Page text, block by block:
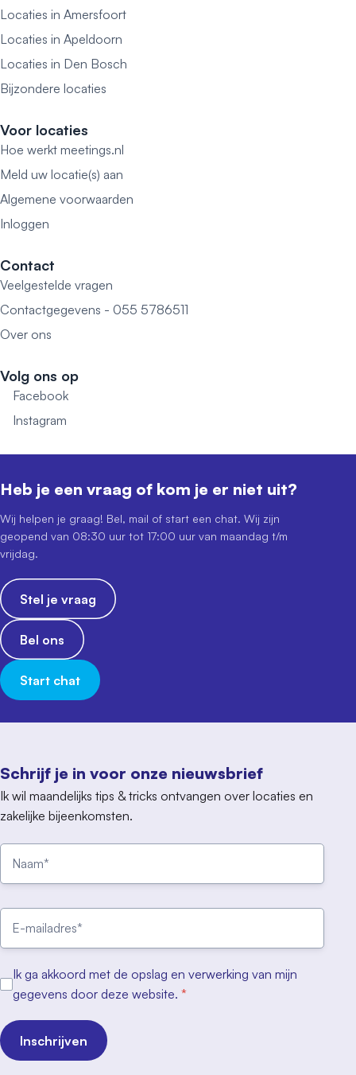
Locaties in Amersfoort
Locaties in Apeldoorn
Locaties in Den Bosch
Bijzondere locaties
Voor locaties
Hoe werkt meetings.nl
Meld uw locatie(s) aan
Algemene voorwaarden
Inloggen
Contact
Veelgestelde vragen
Contactgegevens - 055 5786511
Over ons
Volg ons op
Facebook
Instagram
Schrijf je in voor onze nieuwsbrief
Ik wil maandelijks tips & tricks ontvangen over locaties en
zakelijke bijeenkomsten.
Ik ga akkoord met de opslag en verwerking van mijn
gegevens door deze website. *
Inschrijven
Heb je een vraag of kom je er niet uit?
Wij helpen je graag! Bel, mail of start een chat. Wij zijn
geopend van 08:30 uur tot 17:00 uur van maandag t/m
vrijdag.
Stel je vraag
Bel ons
Start chat